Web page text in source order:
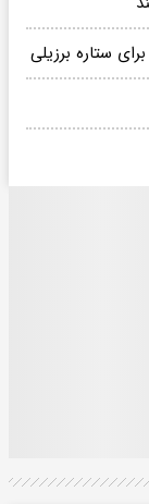
ستاره برزیلی